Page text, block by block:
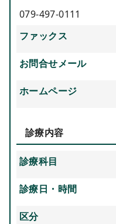
079-497-0111
ファックス
お問合せメール
ホームページ
診療内容
診療科目
診療日・時間
区分